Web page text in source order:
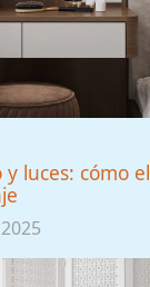
y luces: cómo